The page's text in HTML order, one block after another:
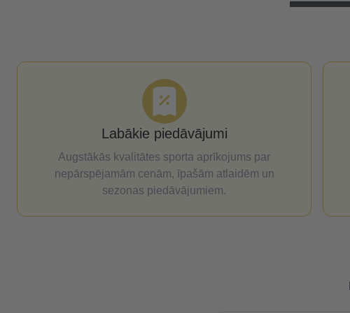
Labākie piedāvājumi
Augstākās kvalitātes sporta aprīkojums par
nepārspējamām cenām, īpašām atlaidēm un
sezonas piedāvājumiem.